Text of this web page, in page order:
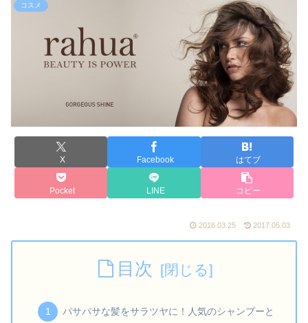
コスメ
X Facebook はてブ
Pocket LINE コピー
2016.03.25 2017.05.03
目次
パサパサな髪をサラツヤに！人気のシャンプーと